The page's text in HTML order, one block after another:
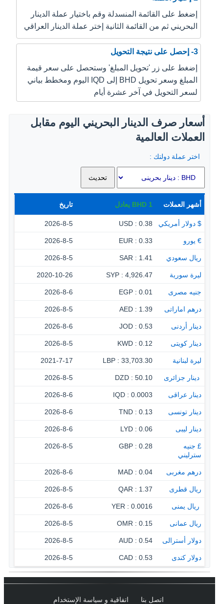
إضغط على القائمة المنسدلة وقم باختيار عملة الدينار
البحريني ثم من القائمة الثانية إختر عملة الدينار العراقي
3- إحصل على نتيجة التحويل
إضغط على زر 'تحويل المبلغ' وستحصل على سعر قيمة
المبلغ وسعر تحويل BHD إلى IQD اليوم ومخطط بياني
لسعر التحويل في آخر عشرة أيام
أسعار صرف الدينار البحريني اليوم مقابل
العملات العالمية
اختر عملة دولتك :
أشهر العملات 1
BHD يعادل تاريخ
$ دولار أمريكي 0.38 : USD
2026-8-5
€ يورو 0.33 : EUR
2026-8-5
ريال سعودي 1.41 : SAR
2026-8-5
ليرة سورية 4,926.47 : SYP
2020-10-26
جنيه مصرى 0.01 : EGP
2026-8-6
درهم اماراتى 1.39 : AED
2026-8-5
دينار أردنى 0.53 : JOD
2026-8-6
دينار كويتى 0.12 : KWD
2026-8-5
ليرة لبنانية 33,703.30 : LBP
2021-7-17
‏ دينار جزائرى 50.10 : DZD
2026-8-5
دينار عراقى 0.0003 : IQD
2026-8-6
دينار تونسى 0.13 : TND
2026-8-6
دينار ليبى 0.06 : LYD
2026-8-6
£ جنيه
سترليني
0.28 : GBP
2026-8-5
درهم مغربى 0.04 : MAD
2026-8-6
ريال قطرى 1.37 : QAR
2026-8-5
‏ ريال يمنى 0.0016 : YER
2026-8-6
ريال عمانى 0.15 : OMR
2026-8-5
دولار أسترالى 0.54 : AUD
2026-8-5
دولار كندى 0.53 : CAD
2026-8-5
اتصل بنا اتفاقية و سياسة الإستخدام